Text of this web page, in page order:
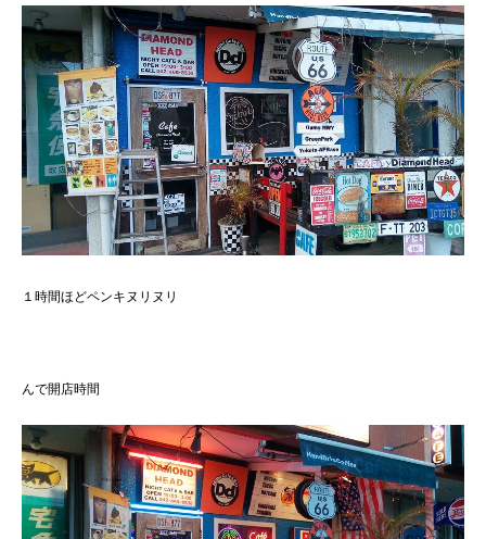
１時間ほどペンキヌリヌリ
んで開店時間